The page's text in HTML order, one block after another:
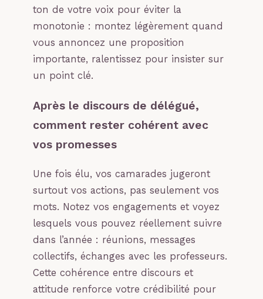
ton de votre voix pour éviter la
monotonie : montez légèrement quand
vous annoncez une proposition
importante, ralentissez pour insister sur
un point clé.
Après le discours de délégué,
comment rester cohérent avec
vos promesses
Une fois élu, vos camarades jugeront
surtout vos actions, pas seulement vos
mots. Notez vos engagements et voyez
lesquels vous pouvez réellement suivre
dans l’année : réunions, messages
collectifs, échanges avec les professeurs.
Cette cohérence entre discours et
attitude renforce votre crédibilité pour